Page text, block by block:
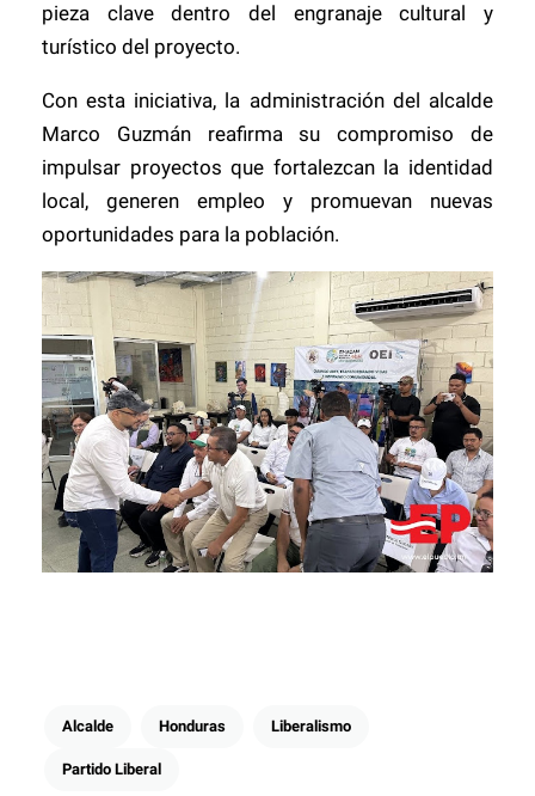
pieza clave dentro del engranaje cultural y
turístico del proyecto.
Con esta iniciativa, la administración del alcalde
Marco Guzmán reafirma su compromiso de
impulsar proyectos que fortalezcan la identidad
local, generen empleo y promuevan nuevas
oportunidades para la población.
Alcalde Honduras Liberalismo
Partido Liberal